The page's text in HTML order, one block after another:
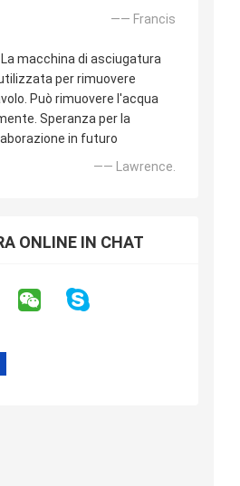
—— Francis
macchina di asciugatura
per rimuovere
Può rimuovere l'acqua
Speranza per la
in futuro
—— Lawrence.
ONLINE IN CHAT